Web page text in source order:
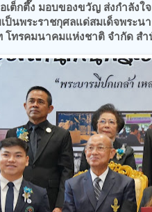
เต็กตึ๊ง มอบของขวัญ ส่งกำลังใ
เป็นพระราชกุศลแด่สมเด็จพระ
โทรคมนาคมแห่งชาติ จำกัด ส